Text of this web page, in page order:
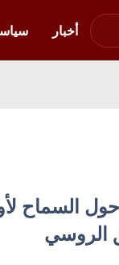
أخبار
السماح
الروسي